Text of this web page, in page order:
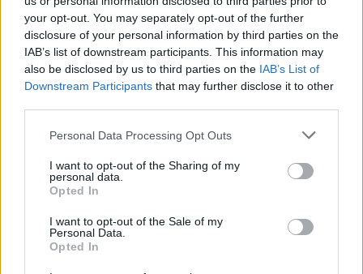
your opt-out. You may separately opt-out of the further
disclosure of your personal information by third parties on the
IAB’s list of downstream participants. This information may
also be disclosed by us to third parties on the IAB’s List of
Downstream Participants that may further disclose it to other
Please note that this website/app uses one or more Google
not limited to your visit or usage behaviour. You may click to
grant or deny consent to Google and its third-party tags to
use your data for below specified purposes in below Google
consent section.
Personal Data Processing Opt Outs
I want to opt-out of the Sharing of my
personal data.
Opted In
I want to opt-out of the Sale of my
Personal Data.
Opted In